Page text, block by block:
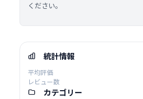
ください。
統計情報
平均評価
レビュー数
カテゴリー